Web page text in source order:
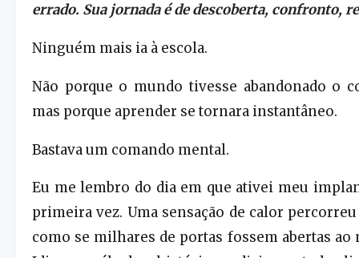
errado. Sua jornada é de descoberta, confronto,
Ninguém mais ia à escola.
Não porque o mundo tivesse abandonado o
mas porque aprender se tornara instantâneo.
Bastava um comando mental.
Eu me lembro do dia em que ativei meu
primeira vez. Uma sensação de calor
como se milhares de portas fossem abertas ao